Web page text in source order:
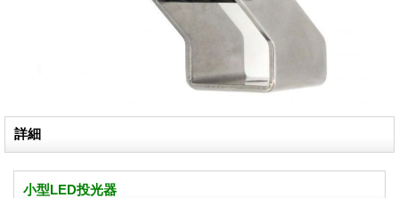
詳細
小型LED投光器